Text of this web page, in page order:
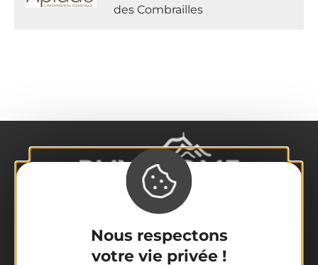
Nous respectons
votre vie privée !
des Combrailles
La destination
Nos incontournables